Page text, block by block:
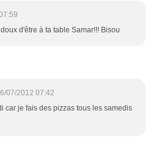
d'être à ta table Samar!!! Bisou
07/2012 07:42
car je fais des pizzas tous les samedis